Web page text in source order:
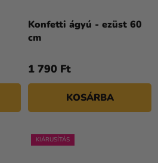
Konfetti ágyú - ezüst 60
cm
1 790 Ft
KOSÁRBA
KIÁRUSÍTÁS